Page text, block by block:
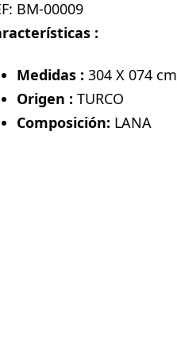
BM-00009
:
Medidas : 304 X 074 cm
Origen : TURCO
Composición: LANA